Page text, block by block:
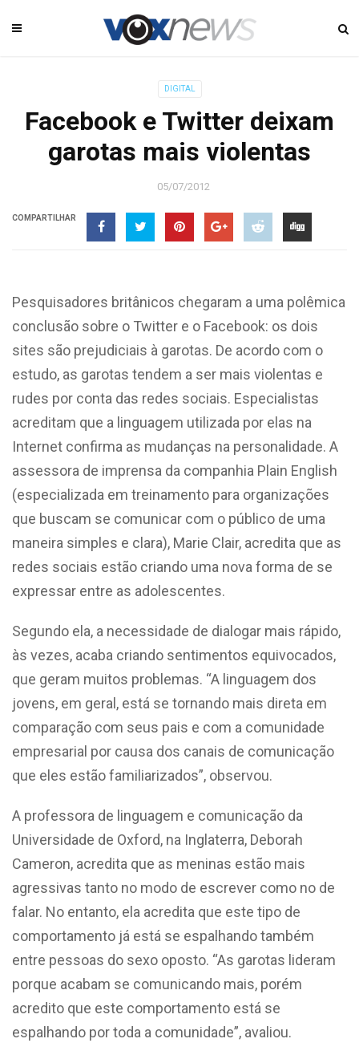
DIGITAL
Facebook e Twitter deixam
garotas mais violentas
05/07/2012
COMPARTILHAR
Pesquisadores britânicos chegaram a uma polêmica
conclusão sobre o Twitter e o Facebook: os dois
sites são prejudiciais à garotas. De acordo com o
estudo, as garotas tendem a ser mais violentas e
rudes por conta das redes sociais. Especialistas
acreditam que a linguagem utilizada por elas na
Internet confirma as mudanças na personalidade. A
assessora de imprensa da companhia Plain English
(especializada em treinamento para organizações
que buscam se comunicar com o público de uma
maneira simples e clara), Marie Clair, acredita que as
redes sociais estão criando uma nova forma de se
expressar entre as adolescentes.
Segundo ela, a necessidade de dialogar mais rápido,
às vezes, acaba criando sentimentos equivocados,
que geram muitos problemas. “A linguagem dos
jovens, em geral, está se tornando mais direta em
comparação com seus pais e com a comunidade
empresarial por causa dos canais de comunicação
que eles estão familiarizados”, observou.
A professora de linguagem e comunicação da
Universidade de Oxford, na Inglaterra, Deborah
Cameron, acredita que as meninas estão mais
agressivas tanto no modo de escrever como no de
falar. No entanto, ela acredita que este tipo de
comportamento já está se espalhando também
entre pessoas do sexo oposto. “As garotas lideram
porque acabam se comunicando mais, porém
acredito que este comportamento está se
espalhando por toda a comunidade”, avaliou.